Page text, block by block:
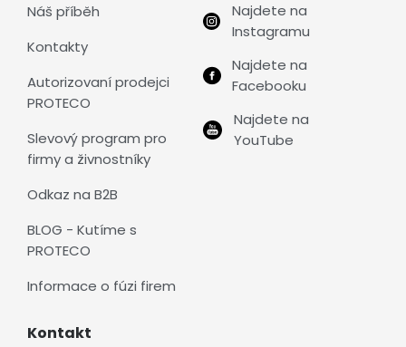
Náš příběh
Kontakty
Autorizovaní prodejci
PROTECO
Slevový program pro
firmy a živnostníky
Odkaz na B2B
BLOG - Kutíme s
PROTECO
Informace o fúzi firem
Najdete na
Instagramu
Najdete na
Facebooku
Najdete na
YouTube
Kontakt